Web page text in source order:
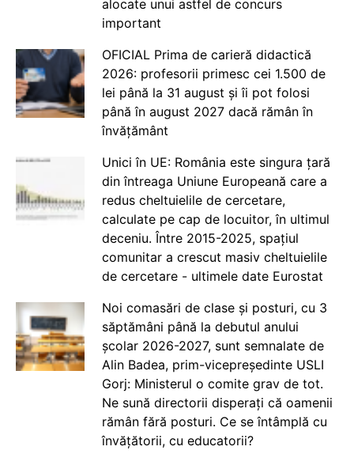
alocate unui astfel de concurs
important
OFICIAL Prima de carieră didactică
2026: profesorii primesc cei 1.500 de
lei până la 31 august și îi pot folosi
până în august 2027 dacă rămân în
învățământ
Unici în UE: România este singura țară
din întreaga Uniune Europeană care a
redus cheltuielile de cercetare,
calculate pe cap de locuitor, în ultimul
deceniu. Între 2015-2025, spațiul
comunitar a crescut masiv cheltuielile
de cercetare - ultimele date Eurostat
Noi comasări de clase și posturi, cu 3
săptămâni până la debutul anului
școlar 2026-2027, sunt semnalate de
Alin Badea, prim-vicepreședinte USLI
Gorj: Ministerul o comite grav de tot.
Ne sună directorii disperați că oamenii
rămân fără posturi. Ce se întâmplă cu
învățătorii, cu educatorii?